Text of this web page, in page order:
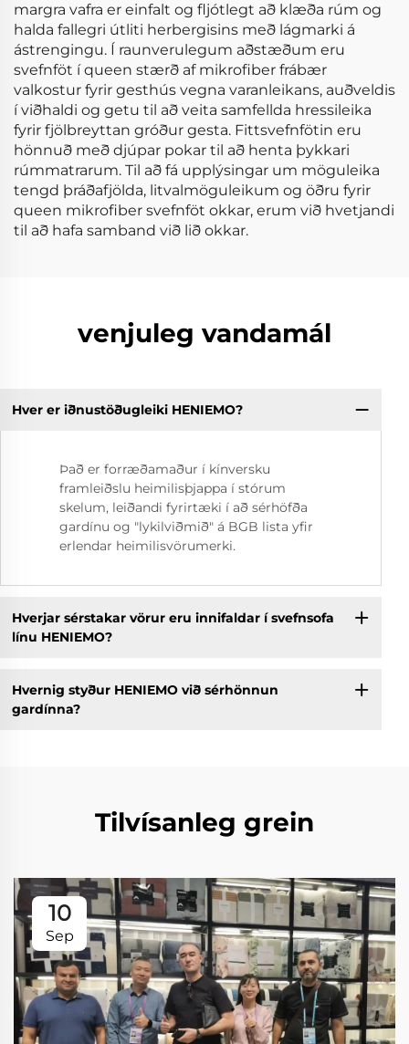
margra vafra er einfalt og fljótlegt að klæða rúm og
halda fallegri útliti herbergisins með lágmarki á
ástrengingu. Í raunverulegum aðstæðum eru
svefnföt í queen stærð af mikrofiber frábær
valkostur fyrir gesthús vegna varanleikans, auðveldis
í viðhaldi og getu til að veita samfellda hressileika
fyrir fjölbreyttan gróður gesta. Fittsvefnfötin eru
hönnuð með djúpar pokar til að henta þykkari
rúmmatrarum. Til að fá upplýsingar um möguleika
tengd þráðafjölda, litvalmöguleikum og öðru fyrir
queen mikrofiber svefnföt okkar, erum við hvetjandi
til að hafa samband við lið okkar.
venjuleg vandamál
Hver er iðnustöðugleiki HENIEMO?
Það er forræðamaður í kínversku
framleiðslu heimilisþjappa í stórum
skelum, leiðandi fyrirtæki í að sérhöfða
gardínu og "lykilviðmið" á BGB lista yfir
erlendar heimilisvörumerki.
Hverjar sérstakar vörur eru innifaldar í svefnsofa
línu HENIEMO?
Hvernig styður HENIEMO við sérhönnun
gardínna?
Tilvísanleg grein
10
Sep